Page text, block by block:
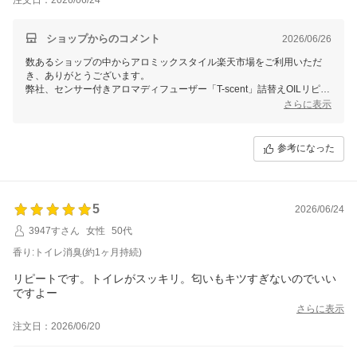
ショップからのコメント 2026/06/26
数あるショップの中からアロミックスタイル楽天市場をご利用いただ
き、ありがとうございます。
弊社、センサー付きアロマディフューザー「T-scent」詰替えOILリピー
今後とも末永くお付き合いいただけますようお願い申し上げます。
さらに表示
参考になった
5
2026/06/24
3947すさん
女性
50代
香り:トイレ消臭(約1ヶ月持続)
リピートです。トイレがスッキリ。匂いもキツすぎないのでいい
ですよー
さらに表示
注文日：2026/06/20